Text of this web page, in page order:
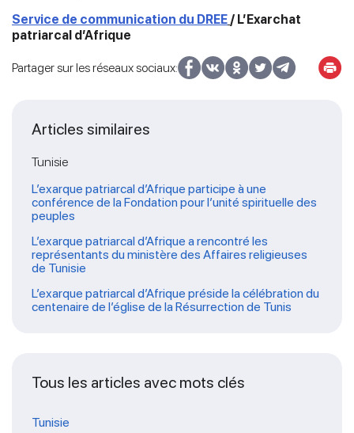
Service de communication du DREE / L’Exarchat
patriarcal d’Afrique
Partager sur les réseaux sociaux:
Articles similaires
Tunisie
L’exarque patriarcal d’Afrique participe à une
conférence de la Fondation pour l’unité spirituelle des
peuples
L’exarque patriarcal d’Afrique a rencontré les
représentants du ministère des Affaires religieuses
de Tunisie
L’exarque patriarcal d’Afrique préside la célébration du
centenaire de l’église de la Résurrection de Tunis
Tous les articles avec mots clés
Tunisie